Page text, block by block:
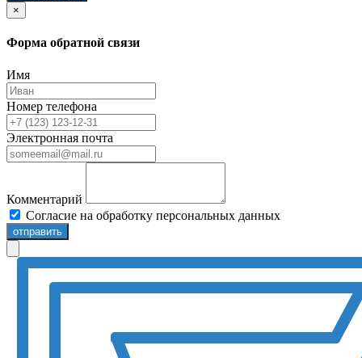
×
Форма обратной связи
Имя
Номер телефона
Электронная почта
Комментарий
Согласие на обработку персональных данных
отправить